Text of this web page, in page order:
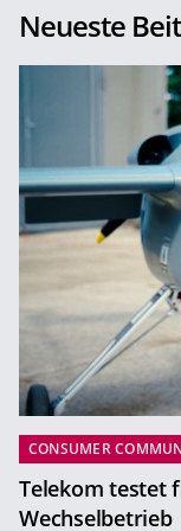
Neueste
CONSUMER
Telekom testet
Wechselbetrieb